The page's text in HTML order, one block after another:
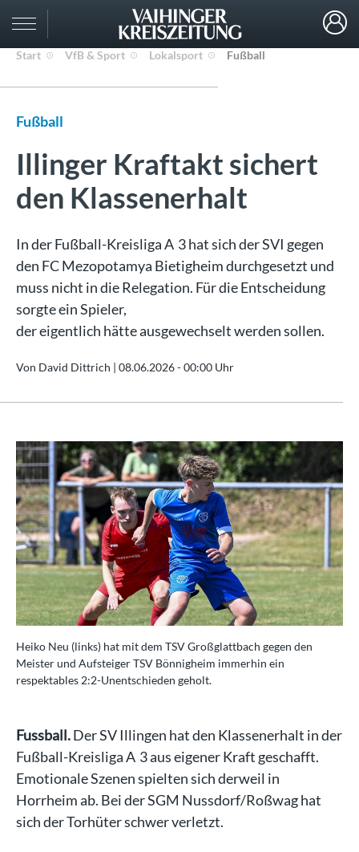
Start VfB & Sport Lokalsport Fußball
Fußball
Illinger Kraftakt sichert
den Klassenerhalt
In der Fußball-Kreisliga A 3 hat sich der SVI gegen
den FC Mezopotamya Bietigheim durchgesetzt und
muss nicht in die Relegation. Für die Entscheidung
sorgte ein Spieler,
der eigentlich hätte ausgewechselt werden sollen.
Von David Dittrich | 08.06.2026 - 00:00 Uhr
Heiko Neu (links) hat mit dem TSV Großglattbach gegen den
Meister und Aufsteiger TSV Bönnigheim immerhin ein
respektables 2:2-Unentschieden geholt.
Fussball.Der SV Illingen hat den Klassenerhalt in der
Fußball-Kreisliga A 3 aus eigener Kraft geschafft.
Emotionale Szenen spielten sich derweil in
Horrheim ab. Bei der SGM Nussdorf/Roßwag hat
sich der Torhüter schwer verletzt.